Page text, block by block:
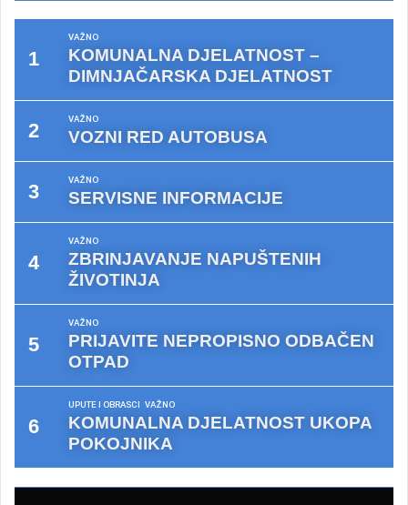
VAŽNO
KOMUNALNA DJELATNOST –
DIMNJAČARSKA DJELATNOST
VAŽNO
VOZNI RED AUTOBUSA
VAŽNO
SERVISNE INFORMACIJE
VAŽNO
ZBRINJAVANJE NAPUŠTENIH
ŽIVOTINJA
VAŽNO
PRIJAVITE NEPROPISNO ODBAČEN
OTPAD
UPUTE I OBRASCI VAŽNO
KOMUNALNA DJELATNOST UKOPA
POKOJNIKA